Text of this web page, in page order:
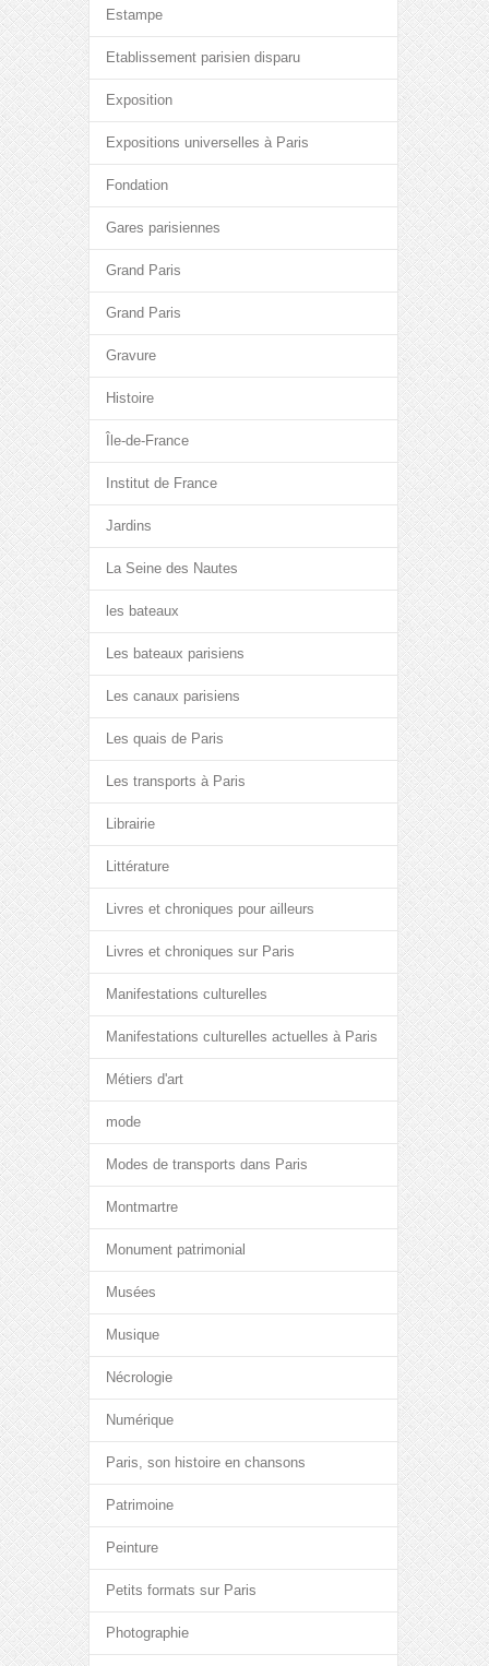
Estampe
Etablissement parisien disparu
Exposition
Expositions universelles à Paris
Fondation
Gares parisiennes
Grand Paris
Grand Paris
Gravure
Histoire
Île-de-France
Institut de France
Jardins
La Seine des Nautes
les bateaux
Les bateaux parisiens
Les canaux parisiens
Les quais de Paris
Les transports à Paris
Librairie
Littérature
Livres et chroniques pour ailleurs
Livres et chroniques sur Paris
Manifestations culturelles
Manifestations culturelles actuelles à Paris
Métiers d'art
mode
Modes de transports dans Paris
Montmartre
Monument patrimonial
Musées
Musique
Nécrologie
Numérique
Paris, son histoire en chansons
Patrimoine
Peinture
Petits formats sur Paris
Photographie